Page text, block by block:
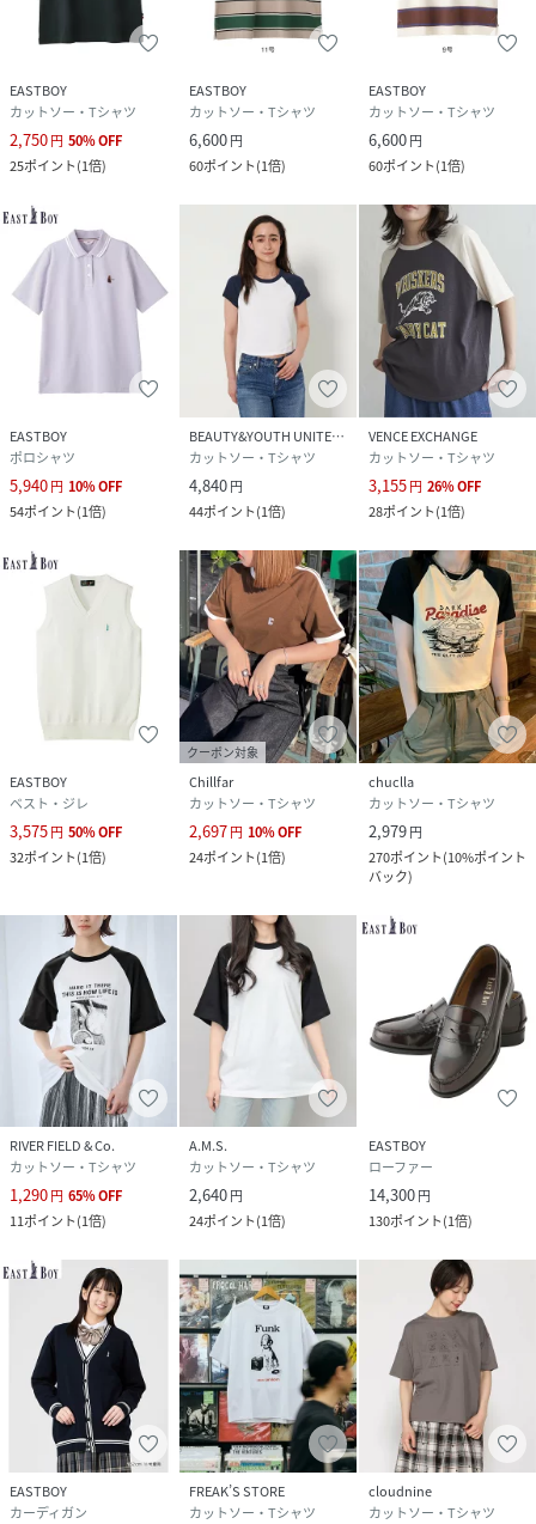
クリーニング 洗濯機洗い可(ネット使用)
品番
RX1956_6522101
6522101-580-1 RX1956
EASTBOY
カットソー・Tシャツ
2,750円 50%OFF
25ポイント(1倍)
EASTBOY
カットソー・Tシャツ
6,600円
60ポイント(1倍)
EASTBOY
カットソー・Tシャツ
6,600円
60ポイント(1倍)
EASTBOY
ポロシャツ
5,940円 10%OFF
54ポイント(1倍)
BEAUTY&YOUTH UNITED ARROWS
カットソー・Tシャツ
4,840円
44ポイント(1倍)
VENCE EXCHANGE
カットソー・Tシャツ
3,155円 26%OFF
28ポイント(1倍)
EASTBOY
ベスト・ジレ
3,575円 50%OFF
32ポイント(1倍)
クーポン対象
Chillfar
カットソー・Tシャツ
2,697円 10%OFF
24ポイント(1倍)
chuclla
カットソー・Tシャツ
2,979円
270ポイント(10%ポイント
バック)
RIVER FIELD & Co.
カットソー・Tシャツ
1,290円 65%OFF
11ポイント(1倍)
A.M.S.
カットソー・Tシャツ
2,640円
24ポイント(1倍)
EASTBOY
ローファー
14,300円
130ポイント(1倍)
EASTBOY
カーディガン
FREAK’S STORE
カットソー・Tシャツ
cloudnine
カットソー・Tシャツ